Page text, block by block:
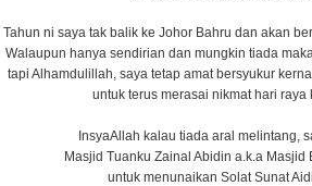
Tahun ni saya tak balik ke Johor Bahru dan akan
Walaupun hanya sendirian dan mungkin tiada
tapi Alhamdulillah, saya tetap amat bersyukur
untuk terus merasai nikmat hari raya
InsyaAllah kalau tiada aral melintang,
Masjid Tuanku Zainal Abidin a.k.a Masjid
untuk menunaikan Solat Sunat